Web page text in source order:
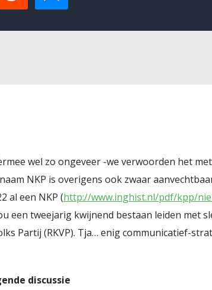
wel zo ongeveer -we verwoorden het
NKP is overigens ook zwaar
al een NKP (http://www.inghist.nl/pdf/kpp/
een tweejarig kwijnend bestaan leiden met
Partij (RKVP). Tja… enig communicatief-
discussie